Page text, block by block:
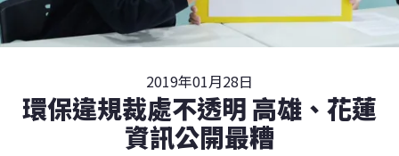
2019年01月28日
環保違規裁處不透明 高雄、花蓮
資訊公開最糟